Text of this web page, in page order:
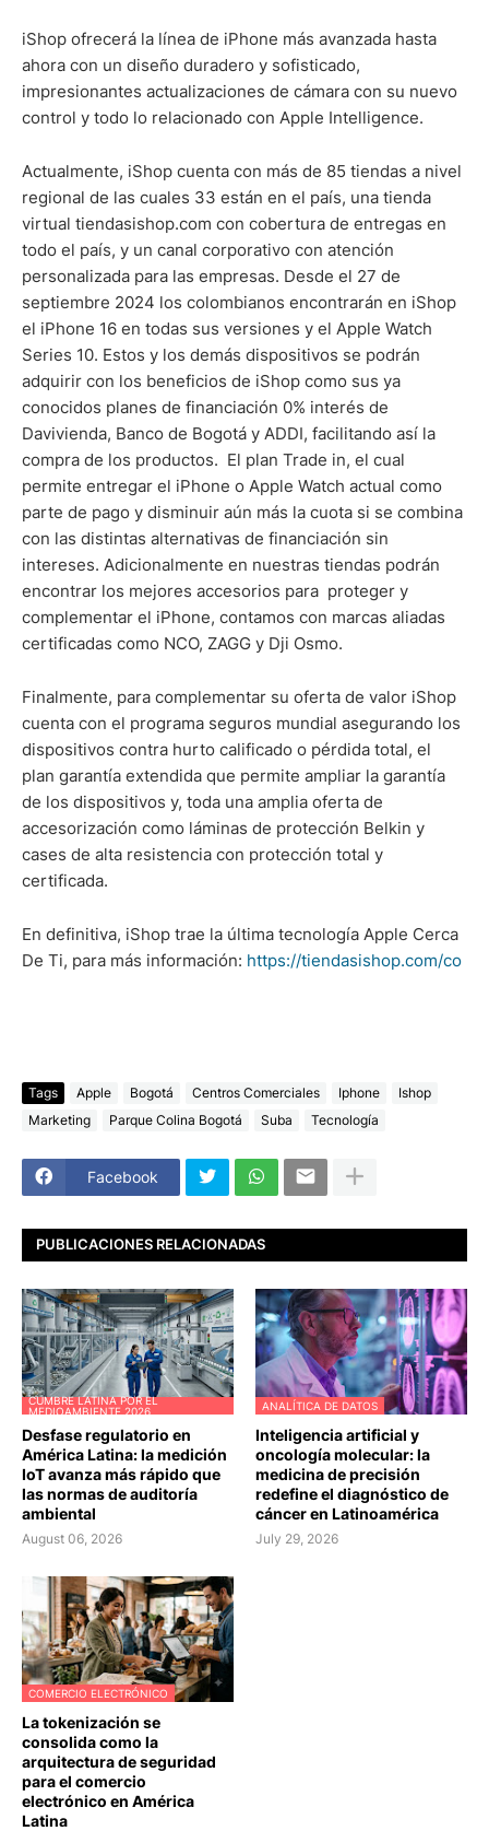
iShop ofrecerá la línea de iPhone más avanzada hasta
ahora con un diseño duradero y sofisticado,
impresionantes actualizaciones de cámara con su nuevo
control y todo lo relacionado con Apple Intelligence.
Actualmente, iShop cuenta con más de 85 tiendas a nivel
regional de las cuales 33 están en el país, una tienda
virtual tiendasishop.com con cobertura de entregas en
todo el país, y un canal corporativo con atención
personalizada para las empresas. Desde el 27 de
septiembre 2024 los colombianos encontrarán en iShop
el iPhone 16 en todas sus versiones y el Apple Watch
Series 10. Estos y los demás dispositivos se podrán
adquirir con los beneficios de iShop como sus ya
conocidos planes de financiación 0% interés de
Davivienda, Banco de Bogotá y ADDI, facilitando así la
compra de los productos. El plan Trade in, el cual
permite entregar el iPhone o Apple Watch actual como
parte de pago y disminuir aún más la cuota si se combina
con las distintas alternativas de financiación sin
intereses. Adicionalmente en nuestras tiendas podrán
encontrar los mejores accesorios para proteger y
complementar el iPhone, contamos con marcas aliadas
certificadas como NCO, ZAGG y Dji Osmo.
Finalmente, para complementar su oferta de valor iShop
cuenta con el programa seguros mundial asegurando los
dispositivos contra hurto calificado o pérdida total, el
plan garantía extendida que permite ampliar la garantía
de los dispositivos y, toda una amplia oferta de
accesorización como láminas de protección Belkin y
cases de alta resistencia con protección total y
certificada.
En definitiva, iShop trae la última tecnología Apple Cerca
De Ti, para más información: https://tiendasishop.com/co
Tags Apple Bogotá Centros Comerciales Iphone
Ishop
Marketing
Parque Colina Bogotá Suba Tecnología
Facebook
PUBLICACIONES RELACIONADAS
CUMBRE LATINA POR EL
MEDIOAMBIENTE 2026
Desfase regulatorio en
América Latina: la medición
IoT avanza más rápido que
las normas de auditoría
ambiental
August 06, 2026
ANALÍTICA DE DATOS
Inteligencia artificial y
oncología molecular: la
medicina de precisión
redefine el diagnóstico de
cáncer en Latinoamérica
July 29, 2026
COMERCIO ELECTRÓNICO
La tokenización se
consolida como la
arquitectura de seguridad
para el comercio
electrónico en América
Latina